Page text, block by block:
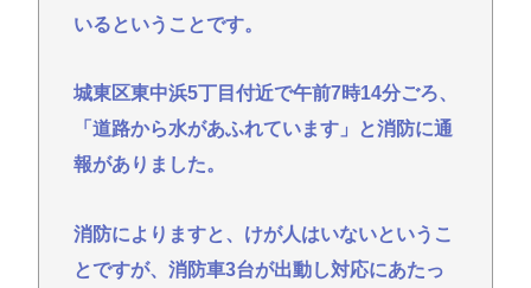
【画像】たぬき顔の女の子ってなんであんな魅力的
【衝撃】ちいかわ作者さん、総額30億超の大豪邸を
建てるwww
東浩紀さん、右からも左からも叩かれる「ポジショ
るwww
イチローの晩年(2011-2019)の成績、流石に擁護でき
いるということです。
城東区東中浜5丁目付近で午前7時14分ごろ、
「道路から水があふれています」と消防に通
報がありました。
消防によりますと、けが人はいないというこ
とですが、消防車3台が出動し対応にあたっ